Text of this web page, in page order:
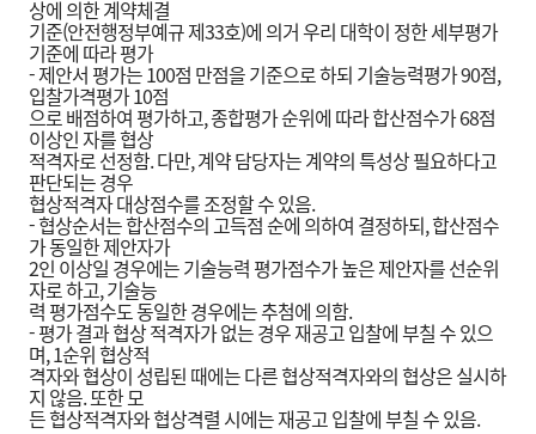
상에 의한 계약체결
기준(안전행정부예규 제33호)에 의거 우리 대학이 정한 세부평가
기준에 따라 평가
- 제안서 평가는 100점 만점을 기준으로 하되 기술능력평가 90점,
입찰가격평가 10점
으로 배점하여 평가하고, 종합평가 순위에 따라 합산점수가 68점
이상인 자를 협상
적격자로 선정함. 다만, 계약 담당자는 계약의 특성상 필요하다고
판단되는 경우
협상적격자 대상점수를 조정할 수 있음.
- 협상순서는 합산점수의 고득점 순에 의하여 결정하되, 합산점수
가 동일한 제안자가
2인 이상일 경우에는 기술능력 평가점수가 높은 제안자를 선순위
자로 하고, 기술능
력 평가점수도 동일한 경우에는 추첨에 의함.
- 평가 결과 협상 적격자가 없는 경우 재공고 입찰에 부칠 수 있으
며, 1순위 협상적
격자와 협상이 성립된 때에는 다른 협상적격자와의 협상은 실시하
지 않음. 또한 모
든 협상적격자와 협상격렬 시에는 재공고 입찰에 부칠 수 있음.